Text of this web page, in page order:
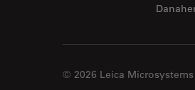
© 2026 Leica Microsystems